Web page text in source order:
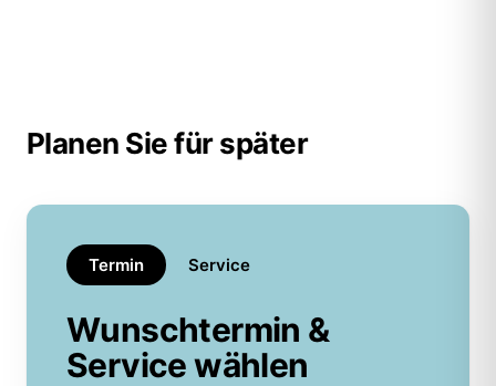
Planen Sie für später
Termin Service
Wunschtermin &
Service wählen